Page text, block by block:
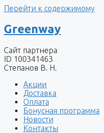
Перейти к содержимому
Greenway
Сайт партнера
ID 100341463
Степанов В. Н.
Акции
Доставка
Оплата
Бонусная программа
Новости
Контакты